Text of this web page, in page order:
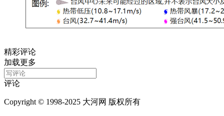
精彩评论
加载更多
评论
Copyright © 1998-2025 大河网 版权所有